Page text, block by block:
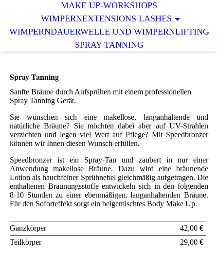
MAKE UP-WORKSHOPS
WIMPERNEXTENSIONS LASHES
WIMPERNDAUERWELLE UND WIMPERNLIFTING
SPRAY TANNING
Spray Tanning
Sanfte Bräune durch Aufsprühen mit einem professionellen
Spray Tanning Gerät.
Sie wünschen sich eine makellose, langanhaltende und
natürliche Bräune? Sie möchten dabei aber auf UV-Strahlen
verzichten und legen viel Wert auf Pflege? Mit Speedbronzer
können wir Ihnen diesen Wunsch erfüllen.
Speedbronzer ist ein Spray-Tan und zaubert in nur einer
Anwendung makellose Bräune. Dazu wird eine bräunende
Lotion als hauchfeiner Sprühnebel gleichmäßig aufgetragen. Die
enthaltenen Bräunungsstoffe entwickeln sich in den folgenden
8-10 Stunden zu einer ebenmäßigen, langanhaltenden Bräune.
Für den Soforteffekt sorgt ein beigemischtes Body Make Up.
Ganzkörper
42,00 €
Teilkörper
29,00 €